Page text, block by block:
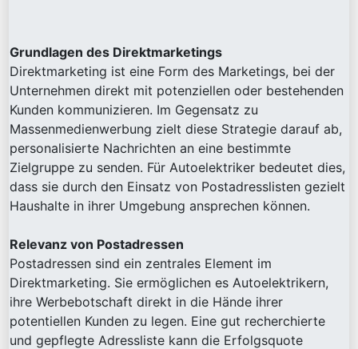
Grundlagen des Direktmarketings
Direktmarketing ist eine Form des Marketings, bei der
Unternehmen direkt mit potenziellen oder bestehenden
Kunden kommunizieren. Im Gegensatz zu
Massenmedienwerbung zielt diese Strategie darauf ab,
personalisierte Nachrichten an eine bestimmte
Zielgruppe zu senden. Für Autoelektriker bedeutet dies,
dass sie durch den Einsatz von Postadresslisten gezielt
Haushalte in ihrer Umgebung ansprechen können.
Relevanz von Postadressen
Postadressen sind ein zentrales Element im
Direktmarketing. Sie ermöglichen es Autoelektrikern,
ihre Werbebotschaft direkt in die Hände ihrer
potentiellen Kunden zu legen. Eine gut recherchierte
und gepflegte Adressliste kann die Erfolgsquote